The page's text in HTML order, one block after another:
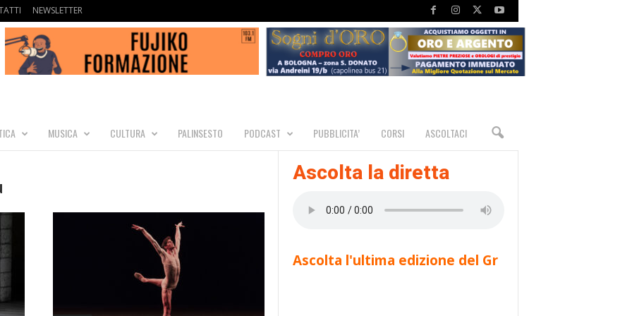
NEWSLETTER
MUSICA CULTURA PALINSESTO PODCAST PUBBLICITA’ CORSI ASCOLTACI
Ascolta la diretta
Ascolta l'ultima edizione del Gr